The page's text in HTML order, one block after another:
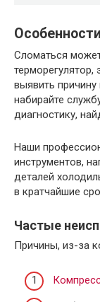
Сломаться
выявить причину
набирайте
диагностику,
Наши
инструментов,
деталей
в кратчайшие
Частые
Причины, из-за